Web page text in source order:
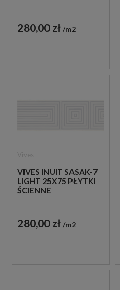
280,00 zł m2
VIVES INUIT SASAK-7
LIGHT 25X75 PŁYTKI
ŚCIENNE
280,00 zł m2